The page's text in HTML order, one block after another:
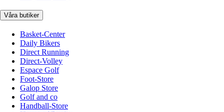
Våra butiker
Basket-Center
Daily Bikers
Direct Running
Direct-Volley
Espace Golf
Foot-Store
Galop Store
Golf and co
Handball-Store